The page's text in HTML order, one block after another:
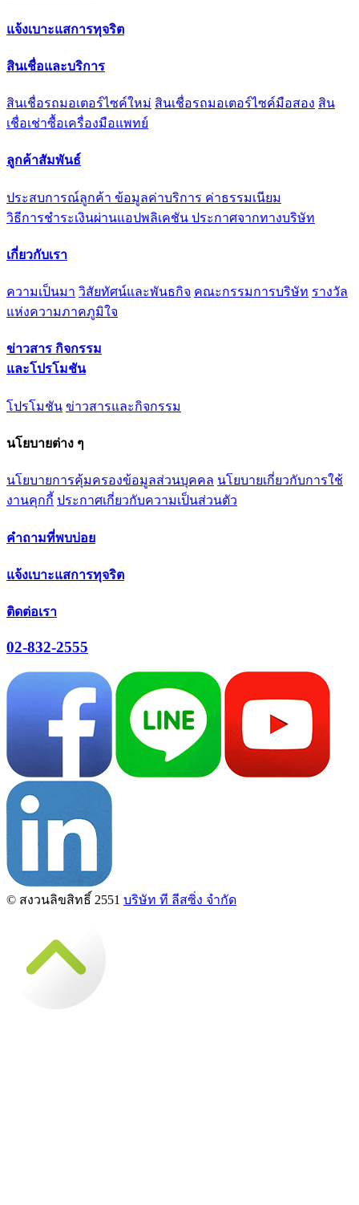
แจ้งเบาะแสการทุจริต
สินเชื่อและบริการ
สินเชื่อรถมอเตอร์ไซค์ใหม่ สินเชื่อรถมอเตอร์ไซค์มือสอง สิน
เชื่อเช่าซื้อเครื่องมือแพทย์
ลูกค้าสัมพันธ์
ประสบการณ์ลูกค้า ข้อมูลค่าบริการ ค่าธรรมเนียม
วิธีการชำระเงินผ่านแอปพลิเคชัน ประกาศจากทางบริษัท
เกี่ยวกับเรา
ความเป็นมา วิสัยทัศน์และพันธกิจ คณะกรรมการบริษัท รางวัล
แห่งความภาคภูมิใจ
ข่าวสาร กิจกรรม
และโปรโมชัน
โปรโมชัน ข่าวสารและกิจกรรม
นโยบายต่าง ๆ
นโยบายการคุ้มครองข้อมูลส่วนบุคคล นโยบายเกี่ยวกับการใช้
งานคุกกี้ ประกาศเกี่ยวกับความเป็นส่วนตัว
คำถามที่พบบ่อย
แจ้งเบาะแสการทุจริต
ติดต่อเรา
02-832-2555
© สงวนลิขสิทธิ์ 2551 บริษัท ที ลีสซิ่ง จำกัด